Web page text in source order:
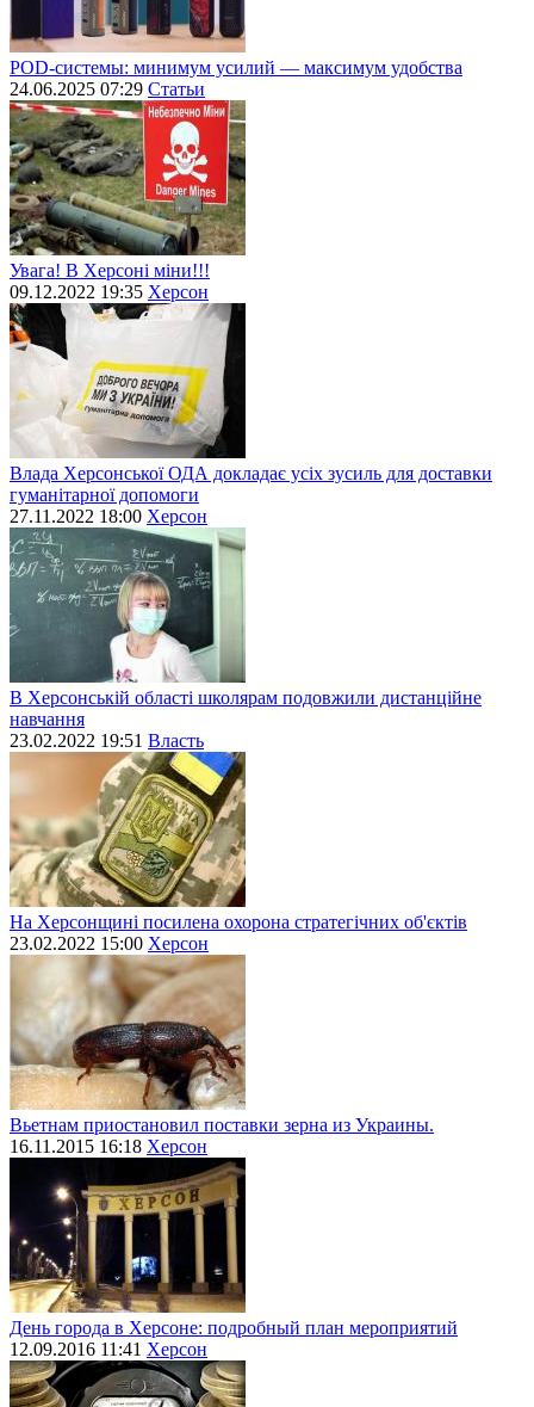
POD-системы: минимум усилий — максимум удобства
24.06.2025 07:29 Статьи
Увага! В Херсоні міни!!!
09.12.2022 19:35 Херсон
Влада Херсонської ОДА докладає усіх зусиль для доставки
гуманітарної допомоги
27.11.2022 18:00 Херсон
В Херсонській області школярам подовжили дистанційне
навчання
23.02.2022 19:51 Власть
На Херсонщині посилена охорона стратегічних об'єктів
23.02.2022 15:00 Херсон
Вьетнам приостановил поставки зерна из Украины.
16.11.2015 16:18 Херсон
День города в Херсоне: подробный план мероприятий
12.09.2016 11:41 Херсон